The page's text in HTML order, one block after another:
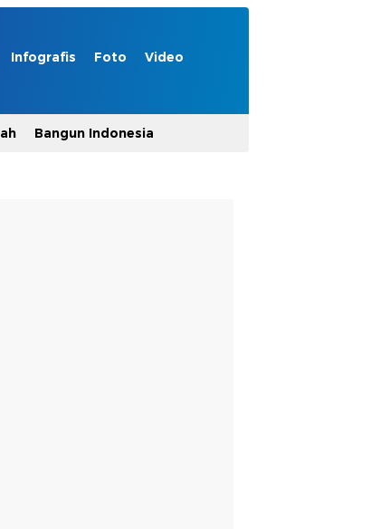
Infografis Foto Video
Bangun Indonesia